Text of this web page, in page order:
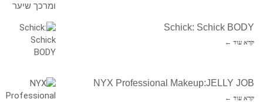
Schick: Schick BODY
קרא עוד ←
NYX Professional Makeup:JELLY JOB
קרא עוד ←